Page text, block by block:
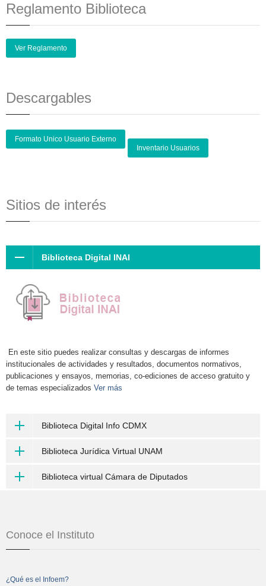
Reglamento Biblioteca
Ver Reglamento
Descargables
Formato Unico Usuario Externo
Inventario Usuarios
Sitios de interés
Biblioteca Digital INAI
En este sitio puedes realizar consultas y descargas de informes
institucionales de actividades y resultados, documentos normativos,
publicaciones y ensayos, memorias, co-ediciones de acceso gratuito y
de temas especializados Ver más
Biblioteca Digital Info CDMX
Biblioteca Jurídica Virtual UNAM
Biblioteca virtual Cámara de Diputados
Conoce el Instituto
¿Qué es el Infoem?